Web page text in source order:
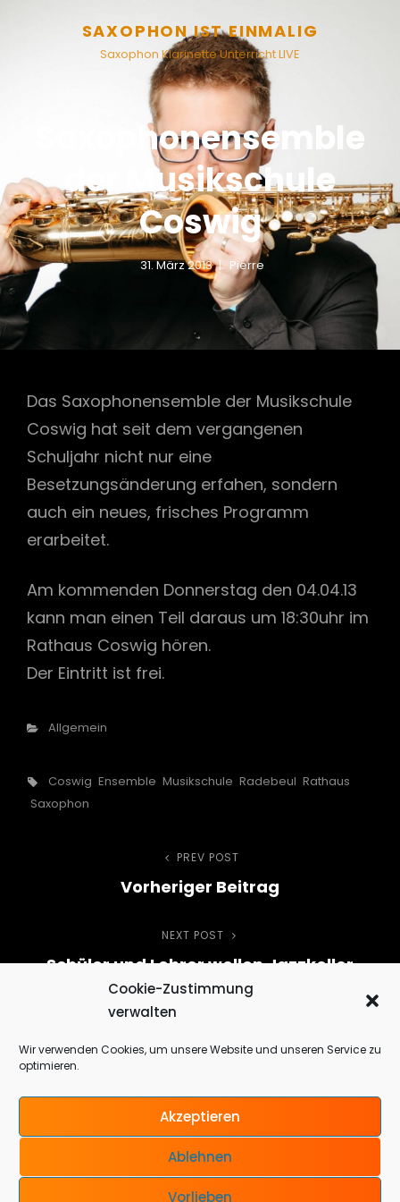
Cookie-Zustimmung
verwalten
Wir verwenden Cookies, um unsere Website und unseren Service zu
optimieren.
Akzeptieren
Ablehnen
Vorlieben
SAXOPHON IST EINMALIG
Saxophon Klarinette Unterricht LIVE
Saxophonensemble
der Musikschule
Coswig
31. März 2013 Pierre
Das Saxophonensemble der Musikschule
Coswig hat seit dem vergangenen
Schuljahr nicht nur eine
Besetzungsänderung erfahen, sondern
auch ein neues, frisches Programm
erarbeitet.
Am kommenden Donnerstag den 04.04.13
kann man einen Teil daraus um 18:30uhr im
Rathaus Coswig hören.
Der Eintritt ist frei.
Categories
Allgemein
Tags,
Coswig Ensemble Musikschule Radebeul Rathaus
Saxophon
Beitragsnavigation
Previous
Post
PREV POST
Vorheriger Beitrag
Next
Post
NEXT POST
Schüler und Lehrer wollen Jazzkeller
attraktiver machen – Spendenaktion
zum „Bannewitzer Sommerfest der
Künste“
Copyright © 2026Saxophon Ist Einmalig